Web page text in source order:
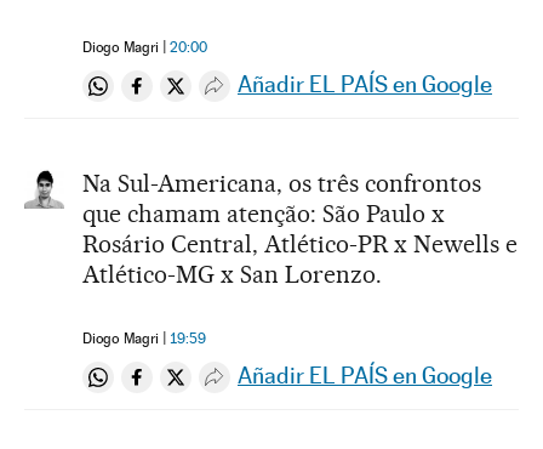
Diogo Magri 20:00
Compartir en Whatsapp
Compartir en Facebook
Compartir en Twitter
Desplegar Redes Sociales
Añadir EL PAÍS en Google
Na Sul-Americana, os três confrontos
que chamam atenção: São Paulo x
Rosário Central, Atlético-PR x Newells e
Atlético-MG x San Lorenzo.
Diogo Magri 19:59
Compartir en Whatsapp
Compartir en Facebook
Compartir en Twitter
Desplegar Redes Sociales
Añadir EL PAÍS en Google